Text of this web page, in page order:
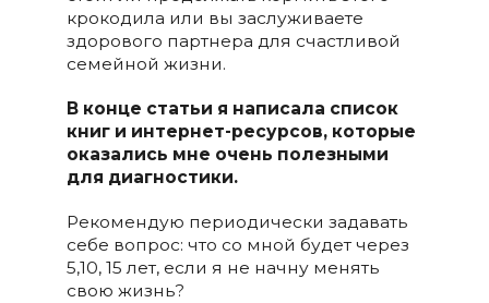
крокодила или вы заслуживаете
здорового партнера для счастливой
семейной жизни.
В конце статьи я написала список
книг и интернет-ресурсов, которые
оказались мне очень полезными
для диагностики.
Рекомендую периодически задавать
себе вопрос: что со мной будет через
5,10, 15 лет, если я не начну менять
свою жизнь?